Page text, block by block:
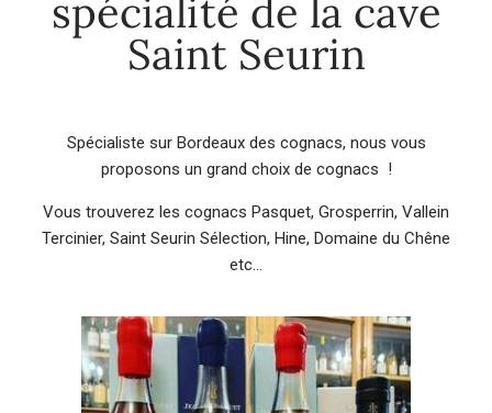
spécialité de la cave
Saint Seurin
Spécialiste sur Bordeaux des cognacs, nous vous
proposons un grand choix de cognacs !
Vous trouverez les cognacs Pasquet, Grosperrin, Vallein
Tercinier, Saint Seurin Sélection, Hine, Domaine du Chêne
etc…